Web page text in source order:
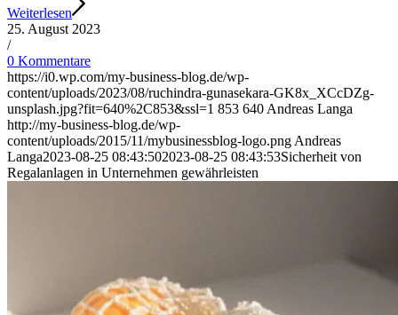
Weiterlesen
25. August 2023
/
0 Kommentare
https://i0.wp.com/my-business-blog.de/wp-
content/uploads/2023/08/ruchindra-gunasekara-GK8x_XCcDZg-
unsplash.jpg?fit=640%2C853&ssl=1 853 640 Andreas Langa
http://my-business-blog.de/wp-
content/uploads/2015/11/mybusinessblog-logo.png Andreas
Langa2023-08-25 08:43:502023-08-25 08:43:53Sicherheit von
Regalanlagen in Unternehmen gewährleisten